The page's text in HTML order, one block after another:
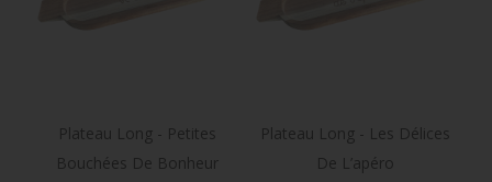
Plateau Long - Petites
Bouchées De Bonheur
Plateau Long - Les Délices
De L’apéro